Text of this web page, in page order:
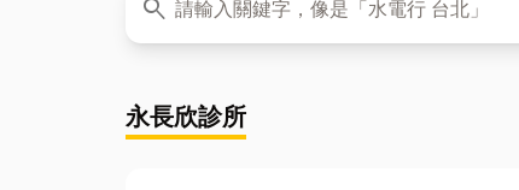
search
永長欣診所